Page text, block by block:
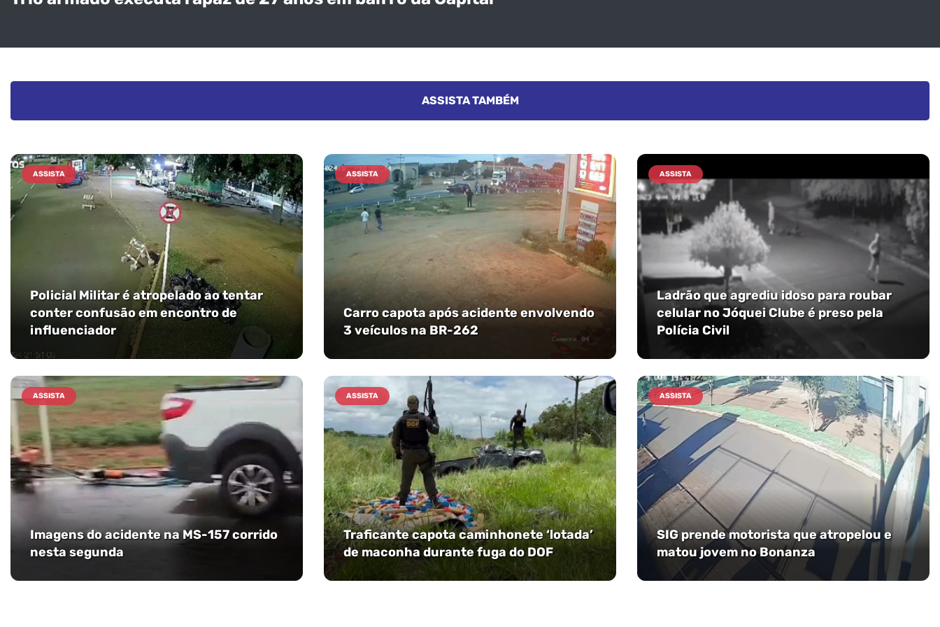
ASSISTA TAMBÉM
ASSISTA
Policial Militar é atropelado ao tentar
conter confusão em encontro de
influenciador
ASSISTA
Carro capota após acidente envolvendo
3 veículos na BR-262
ASSISTA
Ladrão que agrediu idoso para roubar
celular no Jóquei Clube é preso pela
Polícia Civil
ASSISTA
Imagens do acidente na MS-157 corrido
nesta segunda
ASSISTA
Traficante capota caminhonete ‘lotada’
de maconha durante fuga do DOF
ASSISTA
SIG prende motorista que atropelou e
matou jovem no Bonanza